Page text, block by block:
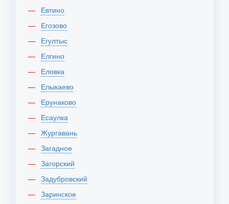
Евтино
Егозово
Егултыс
Елгино
Еловка
Елыкаево
Ерунаково
Есаулка
Жургавань
Загадное
Загорский
Задубровский
Заринское